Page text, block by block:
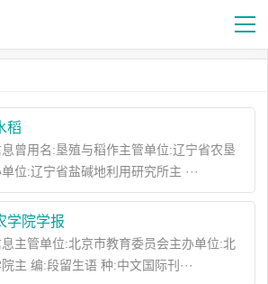
稻
曾用名:垦殖与稻作主管单位:辽宁省农垦
位:辽宁省盐碱地利用研究所主 ···
学院学报
主管单位:北京市教育委员会主办单位:北
主 编:段留生语 种:中文国际刊···